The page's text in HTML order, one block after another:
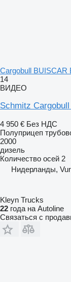
Cargobull BUISCAR
14
ВИДЕО
Schmitz
4 950 € Без НДС
Полуприцеп
2000
дизель
Количество осей 2
Нидерланды,
Kleyn Trucks
22 года на Autoline
Связаться с